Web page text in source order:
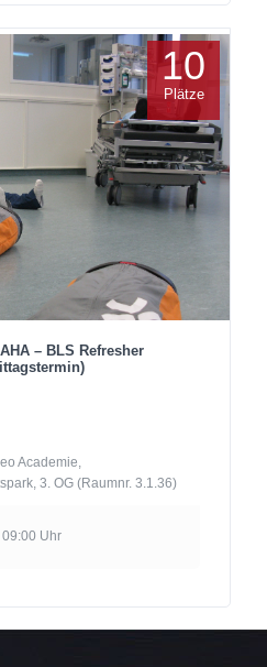
– BLS Refresher
Academie,
3. OG (Raumnr. 3.1.36)
Uhr
10
Plätze